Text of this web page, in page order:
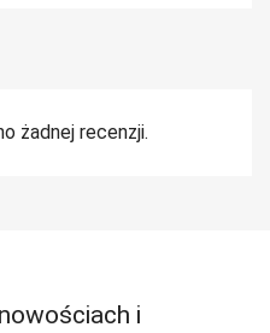
żadnej recenzji.
i